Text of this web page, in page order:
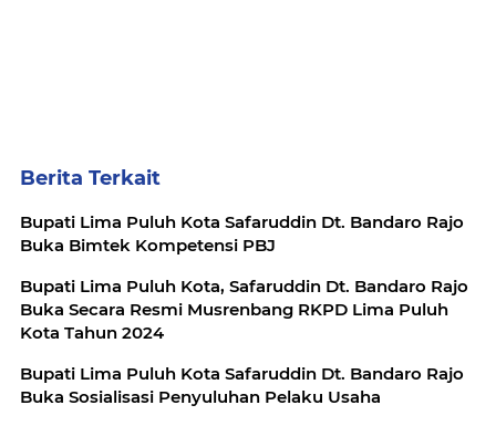
Berita Terkait
Bupati Lima Puluh Kota Safaruddin Dt. Bandaro Rajo
Buka Bimtek Kompetensi PBJ
Bupati Lima Puluh Kota, Safaruddin Dt. Bandaro Rajo
Buka Secara Resmi Musrenbang RKPD Lima Puluh
Kota Tahun 2024
Bupati Lima Puluh Kota Safaruddin Dt. Bandaro Rajo
Buka Sosialisasi Penyuluhan Pelaku Usaha